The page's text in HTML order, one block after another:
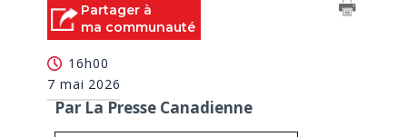
Partager à
ma communauté
16h00
7 mai 2026
Par La Presse Canadienne